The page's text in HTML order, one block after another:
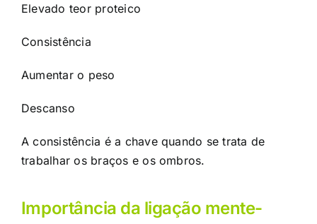
Elevado teor proteico
Consistência
Aumentar o peso
Descanso
A consistência é a chave quando se trata de
trabalhar os braços e os ombros.
Importância da ligação mente-